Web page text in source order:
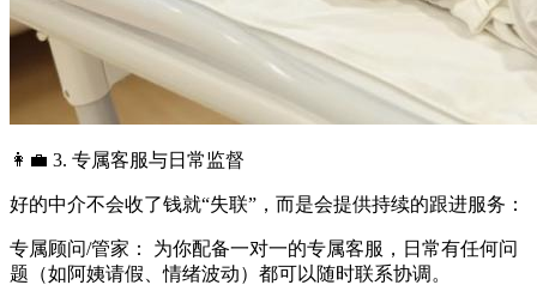
👩‍💼 3. 专属客服与日常监督
好的中介不会收了钱就“失联”，而是会提供持续的跟进服务：
专属顾问/管家： 为你配备一对一的专属客服，日常有任何问
题（如阿姨请假、情绪波动）都可以随时联系协调。